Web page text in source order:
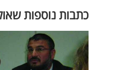
כתבות נוספות